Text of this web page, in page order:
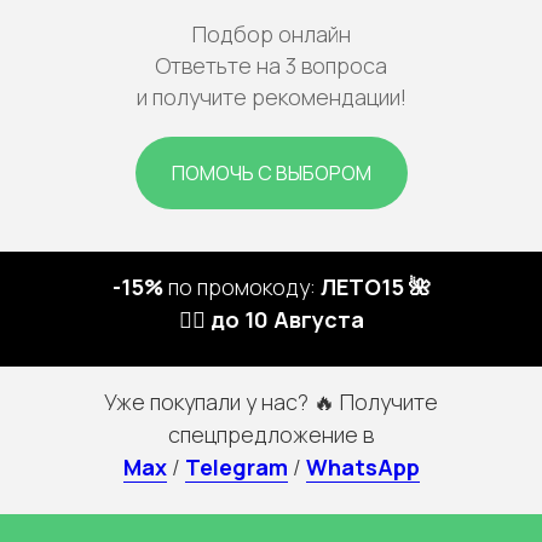
Подбор онлайн
Ответьте на 3 вопроса
и получите рекомендации!
ПОМОЧЬ С ВЫБОРОМ
-15%по промокоду: ЛЕТО15 🌺
🏃‍♀️ до 10 Августа
Уже покупали у нас? 🔥 Получите
спецпредложение в
Max / Telegram / WhatsApp